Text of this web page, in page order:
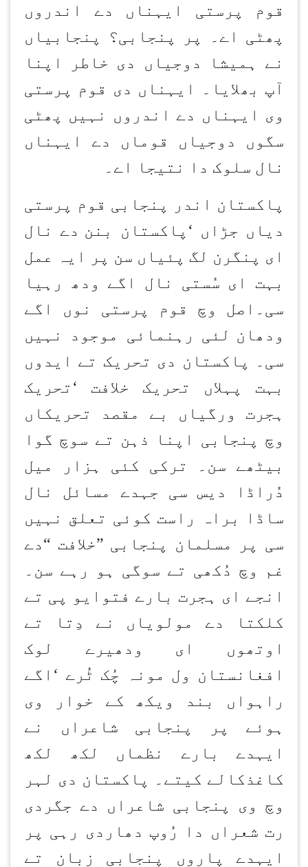
قوم پرستی ایہناں دے اندروں
پھٹی اے۔ پر پنجابی؟ پنجابیاں
نے ہمیشا دوجیاں دی خاطر اپنا
آپ بھلایا۔ ایہناں دی قوم پرستی
وی ایہناں دے اندروں نہیں پھٹی
سگوں دوجیاں قوماں دے ایہناں
نال سلوک دا نتیجا اے۔
پاکستان اندر پنجابی قوم پرستی
دیاں جڑاں ‘ پاکستان بنن دے نال
ای پنگرن لگ پئیاں سن پر ایہ عمل
بہت ای سُستی نال اگے ودھ رہیا
سی۔اصل وچ قوم پرستی نوں اگے
ودھان لئی رہنمائی موجود نہیں
سی۔ پاکستان دی تحریک تے ایدوں
بہت پہلاں تحریک خلافت ‘ تحریک
ہجرت ورگیاں بے مقصد تحریکاں
وچ پنجابی اپنا ذہن تے سوچ گوا
بیٹھے سن۔ ترکی کئی ہزار میل
دُراڈا دیس سی جہدے مسائل نال
ساڈا براہ راست کوئی تعلق نہیں
سی پر مسلمان پنجابی ”خلافت “دے
غم وچ دُکھی تے سوگی ہو رہے سن۔
انجے ای ہجرت بارے فتوایو پی تے
کلکتا دے مولویاں نے دِتا تے
اوتھوں ای ودھیرے لوک
افغانستان ول مونہ چُک ٹُرے ‘ اگے
راہواں بند ویکھ کے خوار وی
ہوئے پر پنجابی شاعراں نے
ایہدے بارے نظماں لکھ لکھ
کاغذکالے کیتے۔ پاکستان دی لہر
وچ وی پنجابی شاعراں دے جگردی
رت شعراں دا رُوپ دھاردی رہی پر
ایہدے پاروں پنجابی زبان تے